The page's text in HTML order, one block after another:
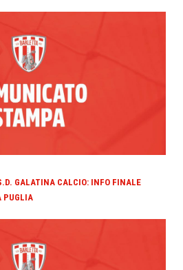
GALATINA CALCIO: INFO FINALE
PUGLIA